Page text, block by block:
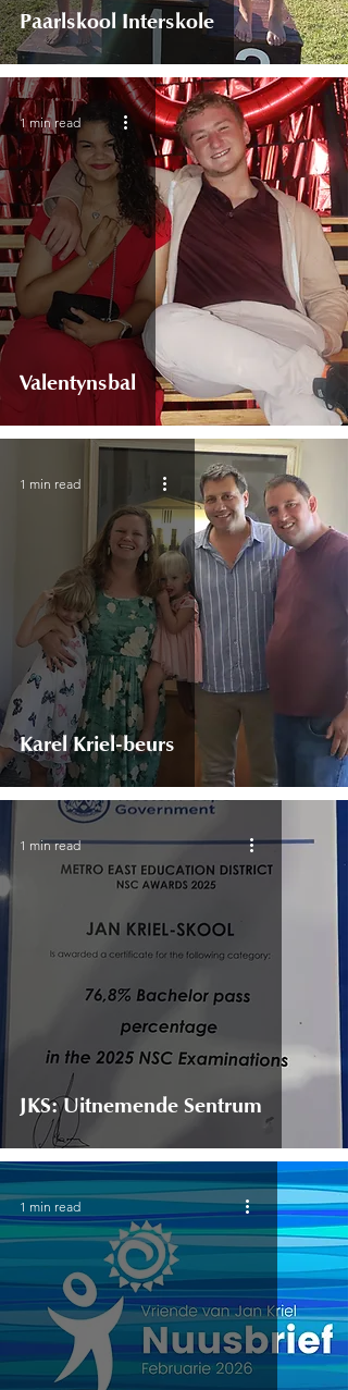
Paarlskool Inter­skole
Valentynsbal
1 min read
Karel Kriel-beurs
1 min read
JKS: Uitnemende Sentrum
1 min read
1 min read